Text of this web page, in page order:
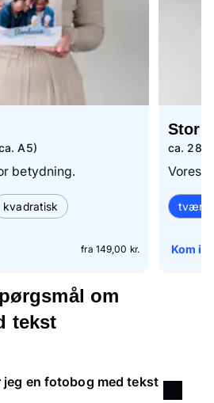
A5)
betydning.
kvadratisk
fra 149,00 kr.
Stor
ca. 28
Vores
Kom i
om
tekst
jeg en fotobog med tekst